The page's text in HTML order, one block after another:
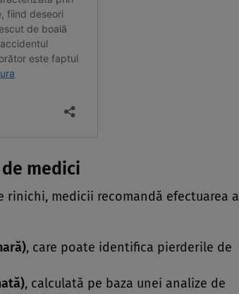
medici
medicii recomandă efectuarea a
, care poate identifica pierderile de
, calculată pe baza unei analize de